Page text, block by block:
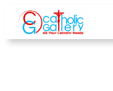
Skip
content